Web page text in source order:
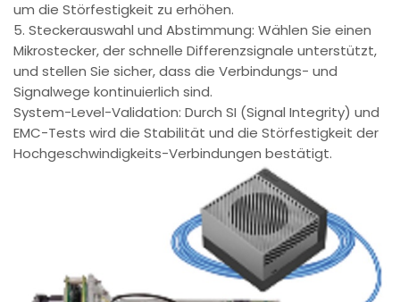
um die Störfestigkeit zu erhöhen.
5. Steckerauswahl und Abstimmung: Wählen Sie einen
Mikrostecker, der schnelle Differenzsignale unterstützt,
und stellen Sie sicher, dass die Verbindungs- und
Signalwege kontinuierlich sind.
System-Level-Validation: Durch SI (Signal Integrity) und
EMC-Tests wird die Stabilität und die Störfestigkeit der
Hochgeschwindigkeits-Verbindungen bestätigt.